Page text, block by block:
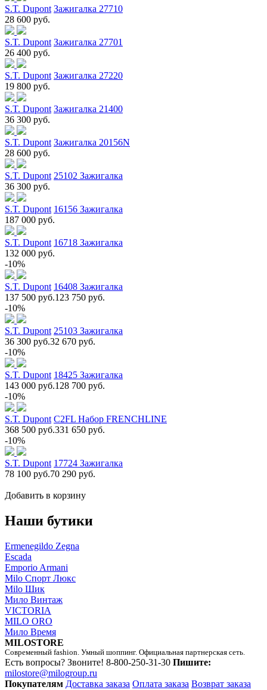
S.T. Dupont Зажигалка 27710
28 600 руб.
S.T. Dupont Зажигалка 27701
26 400 руб.
S.T. Dupont Зажигалка 27220
19 800 руб.
S.T. Dupont Зажигалка 21400
36 300 руб.
S.T. Dupont Зажигалка 20156N
28 600 руб.
S.T. Dupont 25102 Зажигалка
36 300 руб.
S.T. Dupont 16156 Зажигалка
187 000 руб.
S.T. Dupont 16718 Зажигалка
132 000 руб.
-10%
S.T. Dupont 16408 Зажигалка
137 500 руб.123 750 руб.
-10%
S.T. Dupont 25103 Зажигалка
36 300 руб.32 670 руб.
-10%
S.T. Dupont 18425 Зажигалка
143 000 руб.128 700 руб.
-10%
S.T. Dupont C2FL Набор FRENCHLINE
368 500 руб.331 650 руб.
-10%
S.T. Dupont 17724 Зажигалка
78 100 руб.70 290 руб.
Добавить в корзину
Наши бутики
Ermenegildo Zegna
Escada
Emporio Armani
Milo Спорт Люкс
Milo Шик
Мило Винтаж
VICTORIA
MILO ORO
Мило Время
MILOSTORE
Современный fashion. Умный шоппинг. Официальная партнерская сеть.
Есть вопросы? Звоните! 8-800-250-31-30 Пишите:
milostore@milogroup.ru
Покупателям Доставка заказа Оплата заказа Возврат заказа